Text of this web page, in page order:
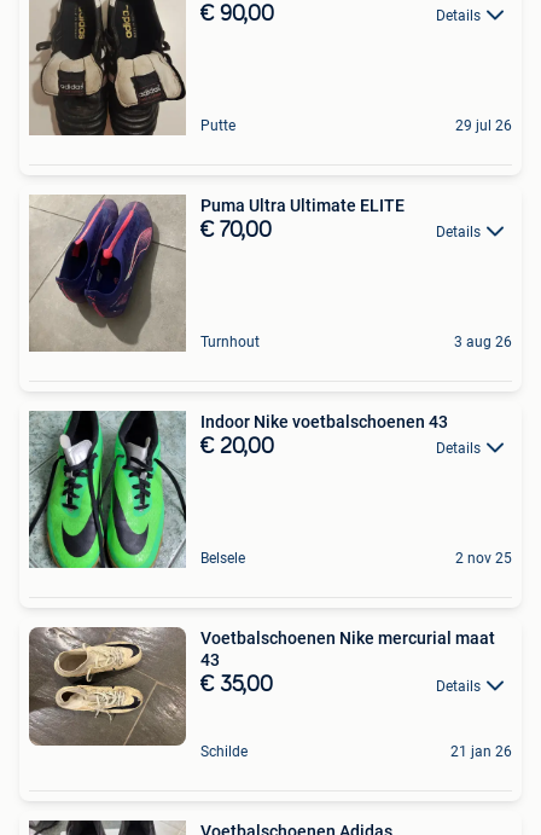
€ 90,00 Details
Putte 29 jul 26
Puma Ultra Ultimate ELITE
€ 70,00 Details
Turnhout 3 aug 26
Indoor Nike voetbalschoenen 43
€ 20,00 Details
Belsele 2 nov 25
Voetbalschoenen Nike mercurial maat
43
€ 35,00 Details
Schilde 21 jan 26